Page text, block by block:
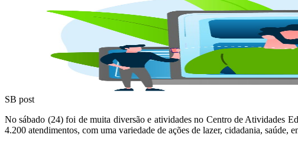
SB post
No sábado (24) foi de muita diversão e atividades no Centro de Atividades
4.200 atendimentos, com uma variedade de ações de lazer, cidadania,